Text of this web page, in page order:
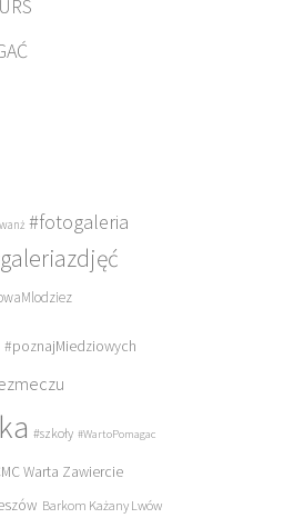
#fotogaleria
#poznajMiedziowych
#szkoły #WartoPomagac
Warta Zawiercie
Barkom Każany Lwów